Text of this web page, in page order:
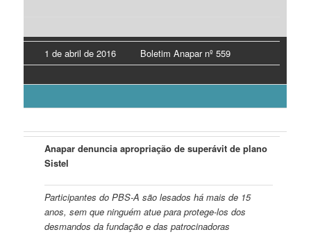
1 de abril de 2016 Boletim Anapar nº 559
Anapar denuncia apropriação de superávit de plano
Sistel
Participantes do PBS-A são lesados há mais de 15
anos, sem que ninguém atue para protege-los dos
desmandos da fundação e das patrocinadoras